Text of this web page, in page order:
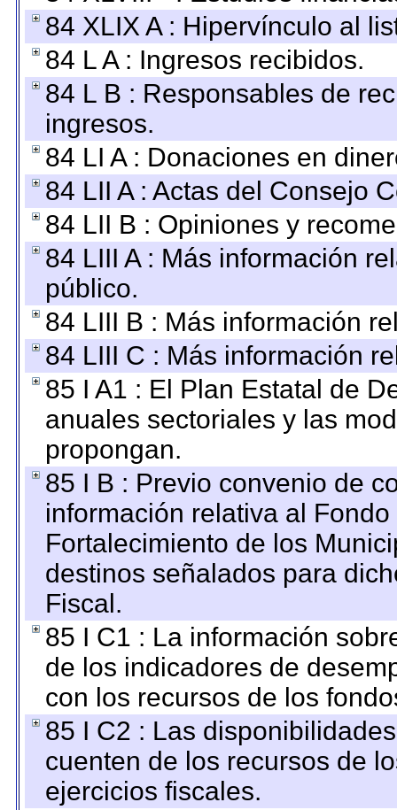
84 XLIX A : Hipervínculo al
84 L A : Ingresos recibidos.
84 L B : Responsables de
ingresos.
84 LI A : Donaciones en
84 LII A : Actas del Consejo
84 LII B : Opiniones y
84 LIII A : Más información
público.
84 LIII B : Más información
84 LIII C : Más información
85 I A1 : El Plan Estatal de
anuales sectoriales y las
propongan.
85 I B : Previo convenio de
información relativa al
Fortalecimiento de los
destinos señalados para
Fiscal.
85 I C1 : La información
de los indicadores de
con los recursos de los
85 I C2 : Las
cuenten de los recursos de
ejercicios fiscales.